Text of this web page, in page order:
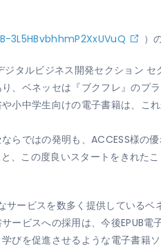
）
タルビジネス開発セクション セ
、ベネッセは『ブクフレ』の
小中学生向けの電子書籍は、
らではの発明も、ACCESS様
、この度良いスタートをきれた
サービスを数多く提供している
ービスへの採用は、今後EPUB
びを促進させるような電子書籍